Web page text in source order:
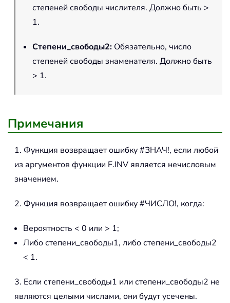
степеней свободы числителя. Должно быть >
1.
Степени_свободы2: Обязательно, число
степеней свободы знаменателя. Должно быть
> 1.
Примечания
1. Функция возвращает ошибку #ЗНАЧ!, если любой
из аргументов функции F.INV является нечисловым
значением.
2. Функция возвращает ошибку #ЧИСЛО!, когда:
Вероятность < 0 или > 1;
Либо степени_свободы1, либо степени_свободы2
< 1.
3. Если степени_свободы1 или степени_свободы2 не
являются целыми числами, они будут усечены.